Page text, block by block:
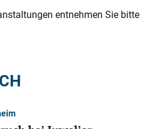
entnehmen Sie bitte